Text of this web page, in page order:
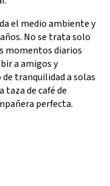
el medio ambiente y
No se trata solo
momentos diarios
a amigos y
tranquilidad a solas
taza de café de
perfecta.